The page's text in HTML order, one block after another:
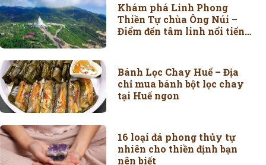
Khám phá Linh Phong
Thiền Tự chùa Ông Núi –
Điểm đến tâm linh nổi tiếng
Bánh Lọc Chay Huế – Địa
chỉ mua bánh bột lọc chay
tại Huế ngon
16 loại đá phong thủy tự
nhiên cho thiền định bạn
nên biết